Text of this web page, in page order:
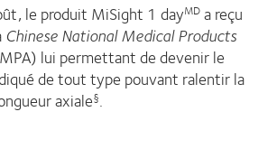
le produit MiSight 1 dayMD a reçu
Chinese National Medical Products
lui permettant de devenir le
de tout type pouvant ralentir la
axiale§.